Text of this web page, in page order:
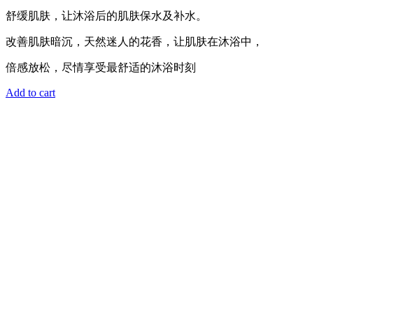
舒缓肌肤，让沐浴后的肌肤保水及补水。
改善肌肤暗沉，天然迷人的花香，让肌肤在沐浴中，
倍感放松，尽情享受最舒适的沐浴时刻
Add to cart